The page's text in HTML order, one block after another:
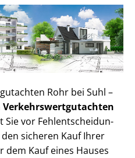
Rohr bei Suhl –
Ver­kehrs­wert­gut­ach­ten
Sie vor Fehl­ent­schei­dun­
sicheren Kauf Ihrer
dem Kauf eines Hauses